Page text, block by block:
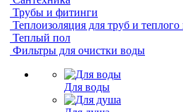
Трубы и фитинги
Теплоизоляция для труб и теплого
Теплый пол
Фильтры для очистки воды
Для воды